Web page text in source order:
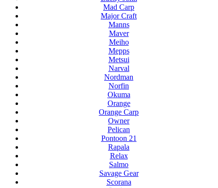
Mad Carp
Major Craft
Manns
Maver
Meiho
Mepps
Metsui
Narval
Nordman
Norfin
Okuma
Orange
Orange Carp
Owner
Pelican
Pontoon 21
Rapala
Relax
Salmo
Savage Gear
Scorana